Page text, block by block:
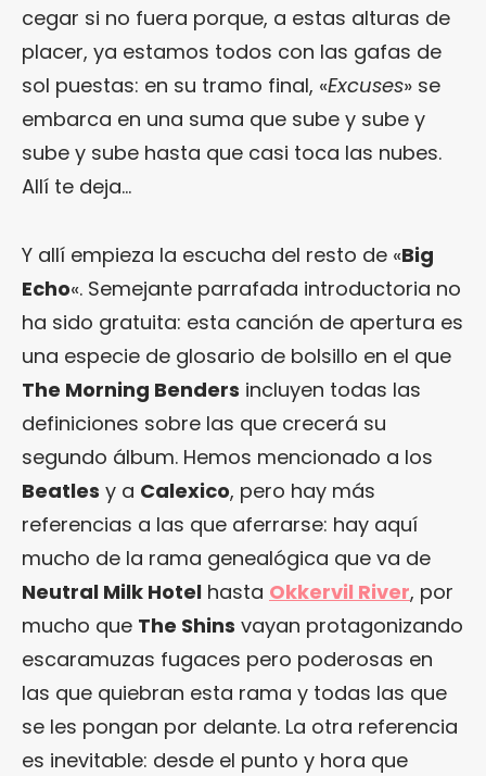
cegar si no fuera porque, a estas alturas de
placer, ya estamos todos con las gafas de
sol puestas: en su tramo final, «Excuses» se
embarca en una suma que sube y sube y
sube y sube hasta que casi toca las nubes.
Allí te deja…
Y allí empieza la escucha del resto de «Big
Echo«. Semejante parrafada introductoria no
ha sido gratuita: esta canción de apertura es
una especie de glosario de bolsillo en el que
The Morning Benders incluyen todas las
definiciones sobre las que crecerá su
segundo álbum. Hemos mencionado a los
Beatles y a Calexico, pero hay más
referencias a las que aferrarse: hay aquí
mucho de la rama genealógica que va de
Neutral Milk Hotel hasta Okkervil River, por
mucho que The Shins vayan protagonizando
escaramuzas fugaces pero poderosas en
las que quiebran esta rama y todas las que
se les pongan por delante. La otra referencia
es inevitable: desde el punto y hora que